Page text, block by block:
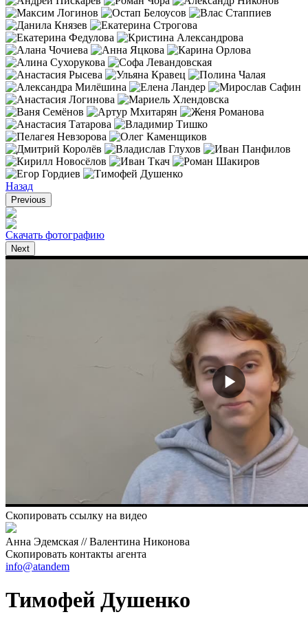
Назад
Previous
Скачать фотографию
Next
Скопировать ссылку на видео
Анна Эдемская // Валентина Никонова
Скопировать контакты агента
info@atandem
Тимофей Душенко